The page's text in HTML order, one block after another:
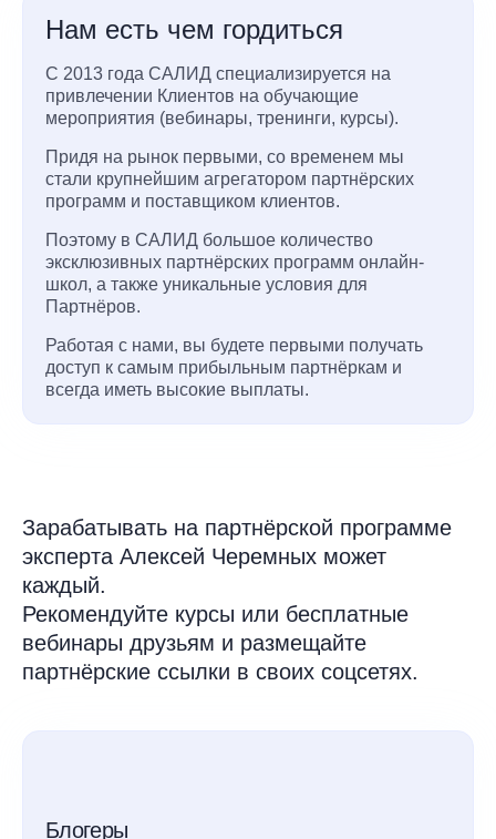
Нам есть чем гордиться
С 2013 года САЛИД специализируется на
привлечении Клиентов на обучающие
мероприятия (вебинары, тренинги, курсы).
Придя на рынок первыми, со временем мы
стали крупнейшим агрегатором партнёрских
программ и поставщиком клиентов.
Поэтому в САЛИД большое количество
эксклюзивных партнёрских программ онлайн-
школ, а также уникальные условия для
Партнёров.
Работая с нами, вы будете первыми получать
доступ к самым прибыльным партнёркам и
всегда иметь высокие выплаты.
Зарабатывать на партнёрской программе
эксперта Алексей Черемных может
каждый.
Рекомендуйте курсы или бесплатные
вебинары друзьям и размещайте
партнёрские ссылки в своих соцсетях.
Блогеры